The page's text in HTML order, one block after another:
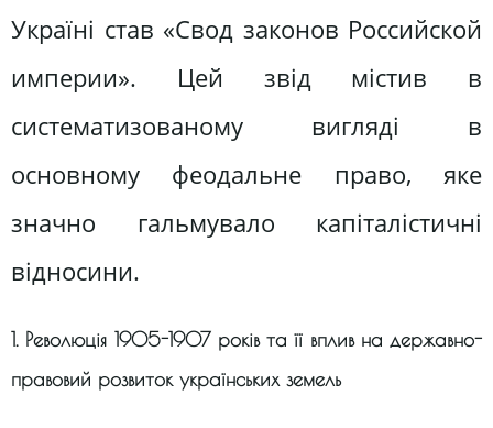
Україні став «Свод законов Российской
империи». Цей звід містив в
систематизованому вигляді в
основному феодальне право, яке
значно гальмувало капіталістичні
відносини.
1. Революція 1905-1907 років та її вплив на державно-
правовий розвиток українських земель